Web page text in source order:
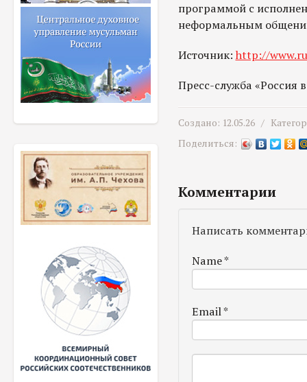
программой с
неформальным
Источник: http://
Пресс-служба «Россия
Создано: 12.05.26 /
Поделиться:
Комментарии
Написать
Name*
Email*